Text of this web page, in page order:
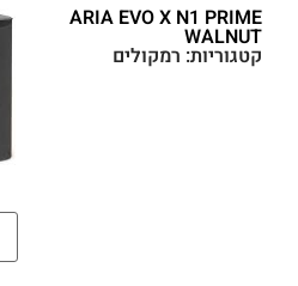
ARIA EVO X N1 PRIME
WALNUT
קטגוריות: רמקולים